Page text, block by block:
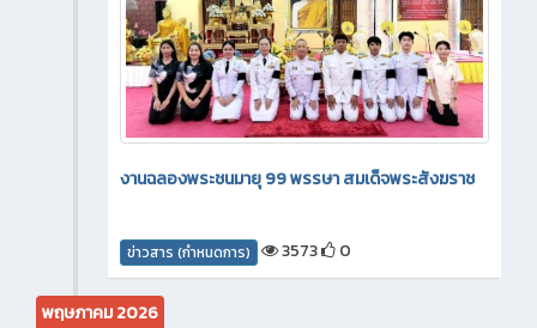
งานฉลองพระชนมายุ 99 พรรษา สมเด็จพระสังฆราช
ข่าวสาร (กำหนดการ) 3573 0
พฤษภาคม 2026